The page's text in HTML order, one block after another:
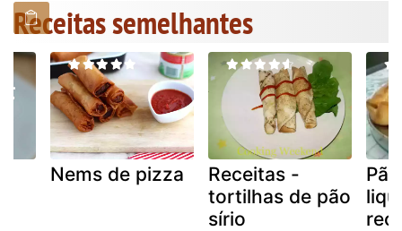
Receitas semelhantes
Nems de pizza
Receitas -
tortilhas de pão
sírio